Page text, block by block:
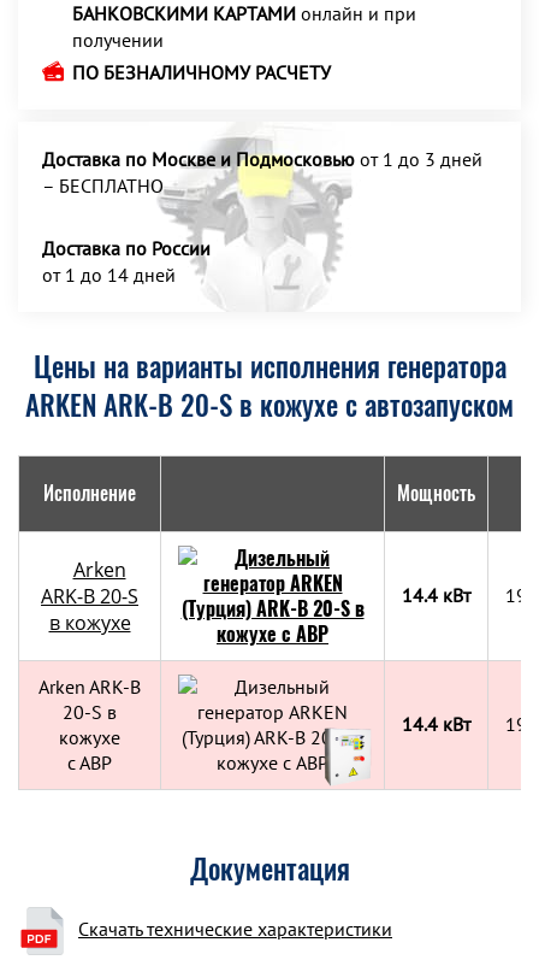
БАНКОВСКИМИ КАРТАМИ онлайн и при
получении
ПО БЕЗНАЛИЧНОМУ РАСЧЕТУ
Доставка по Москве и Подмосковью от 1 до 3 дней
– БЕСПЛАТНО
Доставка по России
от 1 до 14 дней
Цены на варианты исполнения генератора
ARKEN ARK-B 20-S в кожухе с автозапуском
Исполнение Мощность
Arken
ARK-B 20-S
в кожухе
14.4 кВт
Arken ARK-B
20-S в
кожухе
с АВР
14.4 кВт
Документация
Скачать технические характеристики